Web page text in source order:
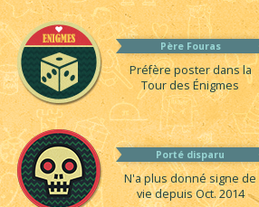
Père Fouras
Préfère poster dans la
Tour des Énigmes
Porté disparu
N'a plus donné signe de
vie depuis Oct. 2014